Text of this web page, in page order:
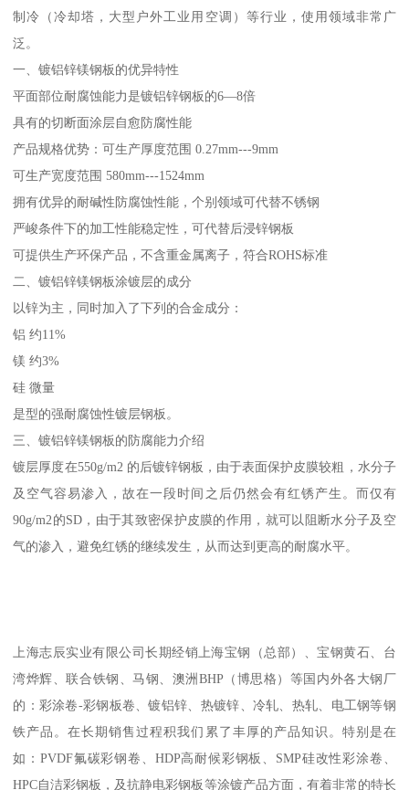
制冷（冷却塔，大型户外工业用空调）等行业，使用领域非常广
泛。
一、镀铝锌镁钢板的优异特性
平面部位耐腐蚀能力是镀铝锌钢板的6—8倍
具有的切断面涂层自愈防腐性能
产品规格优势：可生产厚度范围 0.27mm---9mm
可生产宽度范围 580mm---1524mm
拥有优异的耐碱性防腐蚀性能，个别领域可代替不锈钢
严峻条件下的加工性能稳定性，可代替后浸锌钢板
可提供生产环保产品，不含重金属离子，符合ROHS标准
二、镀铝锌镁钢板涂镀层的成分
以锌为主，同时加入了下列的合金成分：
铝 约11%
镁 约3%
硅 微量
是型的强耐腐蚀性镀层钢板。
三、镀铝锌镁钢板的防腐能力介绍
镀层厚度在550g/m2 的后镀锌钢板，由于表面保护皮膜较粗，水分子
及空气容易渗入，故在一段时间之后仍然会有红锈产生。而仅有
90g/m2的SD，由于其致密保护皮膜的作用，就可以阻断水分子及空
气的渗入，避免红锈的继续发生，从而达到更高的耐腐水平。
上海志辰实业有限公司长期经销上海宝钢（总部）、宝钢黄石、台
湾烨辉、联合铁钢、马钢、澳洲BHP（博思格）等国内外各大钢厂
的：彩涂卷-彩钢板卷、镀铝锌、热镀锌、冷轧、热轧、电工钢等钢
铁产品。在长期销售过程积我们累了丰厚的产品知识。特别是在
如：PVDF氟碳彩钢卷、HDP高耐候彩钢板、SMP硅改性彩涂卷、
HPC自洁彩钢板，及抗静电彩钢板等涂镀产品方面，有着非常的特长